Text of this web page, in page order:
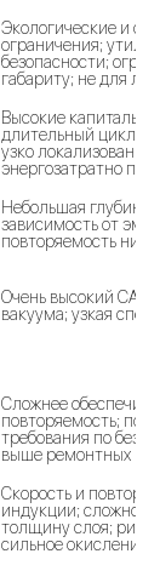
Экологические и
ограничения;
безопасности;
габариту; не для
Высокие
длительный цикл;
узко
энергозатратно
Небольшая глубина
зависимость от
повторяемость
Очень высокий
вакуума; узкая
Сложнее
повторяемость;
требования по
выше ремонтных
Скорость и
индукции; сложно
толщину слоя; риск
сильное окисление